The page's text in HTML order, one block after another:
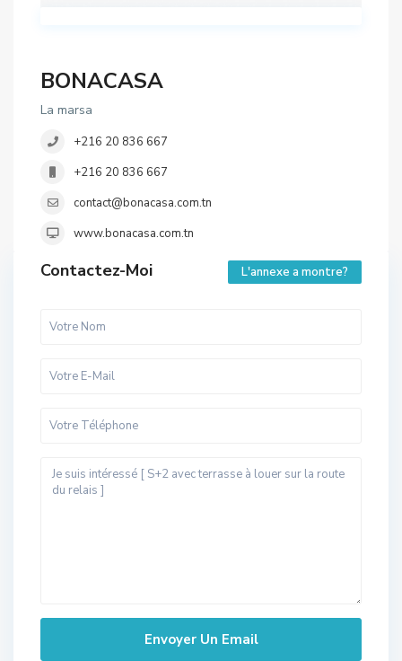
BONACASA
La marsa
+216 20 836 667
+216 20 836 667
contact@bonacasa.com.tn
www.bonacasa.com.tn
Contactez-Moi L'annexe a montre?